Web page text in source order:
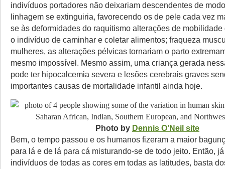
indivíduos portadores não deixariam descendentes de
linhagem se extinguiria, favorecendo os de pele cada vez
se às deformidades do raquitismo alterações de
o indivíduo de caminhar e coletar alimentos; fraqueza
mulheres, as alterações pélvicas tornariam o parto
mesmo impossível. Mesmo assim, uma criança gerada
pode ter hipocalcemia severa e lesões cerebrais graves
importantes causas de mortalidade infantil ainda hoje.
Photo by Dennis O’Neil site
Bem, o tempo passou e os humanos fizeram a maior
para lá e de lá para cá misturando-se de todo jeito. Então,
indivíduos de todas as cores em todas as latitudes, basta